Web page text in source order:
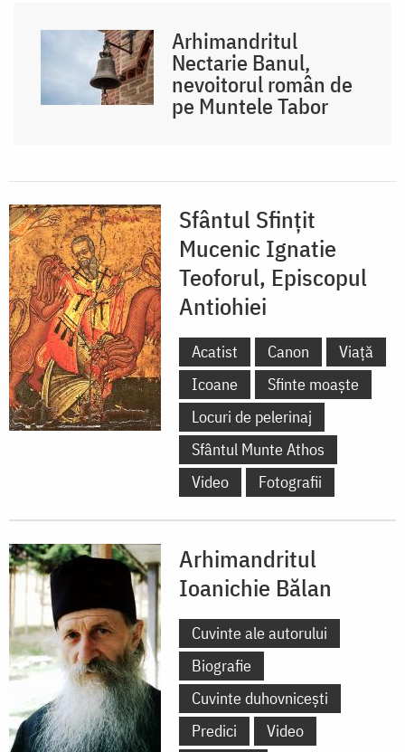
Arhimandritul
Nectarie Banul,
nevoitorul român de
pe Muntele Tabor
Sfântul Sfințit
Mucenic Ignatie
Teoforul, Episcopul
Antiohiei
Acatist Canon
Viață
Icoane
Sfinte moaște
Locuri de pelerinaj
Sfântul Munte Athos
Video
Fotografii
Arhimandritul
Ioanichie Bălan
Cuvinte ale autorului
Biografie
Cuvinte duhovnicești
Predici
Video